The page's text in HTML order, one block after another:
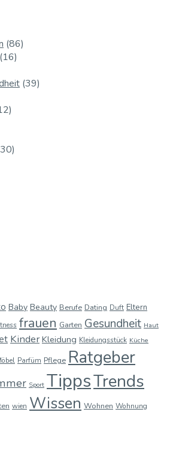
(86)
(16)
(39)
Baby Beauty Berufe Dating Duft Eltern
frauen Garten Gesundheit Haut
Kinder Kleidung Kleidungsstück Küche
Parfüm Pflege Ratgeber
Sport TippsTrends
wien Wissen Wohnen Wohnung